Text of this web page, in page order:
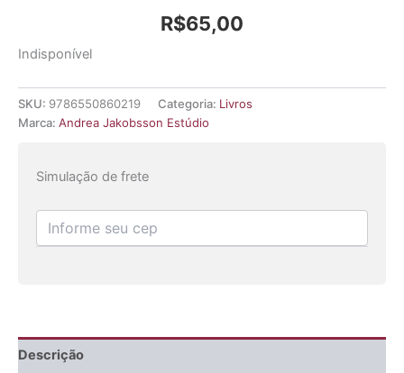
R$65,00
Indisponível
SKU: 9786550860219 Categoria: Livros
Marca: Andrea Jakobsson Estúdio
Simulação de frete
Descrição